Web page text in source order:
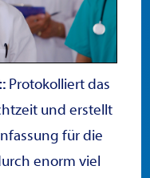
Protokolliert das
und erstellt
für die
enorm viel